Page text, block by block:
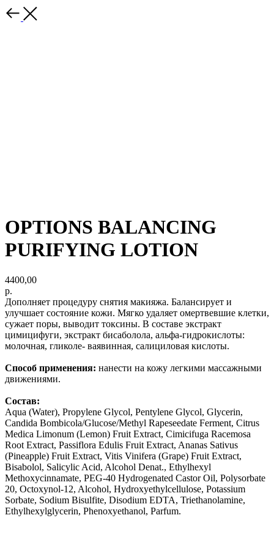
OPTIONS BALANCING
PURIFYING LOTION
4400,00
р.
Дополняет процедуру снятия макияжа. Балансирует и
улучшает состояние кожи. Мягко удаляет омертвевшие клетки,
сужает поры, выводит токсины. В составе экстракт
цимицифуги, экстракт бисаболола, альфа-гидрокислоты:
молочная, гликоле- ваявинная, салициловая кислоты.
Способ применения: нанести на кожу легкими массажными
движениями.
Состав:
Aqua (Water), Propylene Glycol, Pentylene Glycol, Glycerin,
Candida Bombicola/Glucose/Methyl Rapeseedate Ferment, Citrus
Medica Limonum (Lemon) Fruit Extract, Cimicifuga Racemosa
Root Extract, Passiflora Edulis Fruit Extract, Ananas Sativus
(Pineapple) Fruit Extract, Vitis Vinifera (Grape) Fruit Extract,
Bisabolol, Salicylic Acid, Alcohol Denat., Ethylhexyl
Methoxycinnamate, PEG-40 Hydrogenated Castor Oil, Polysorbate
20, Octoxynol-12, Alcohol, Hydroxyethylcellulose, Potassium
Sorbate, Sodium Bisulfite, Disodium EDTA, Triethanolamine,
Ethylhexylglycerin, Phenoxyethanol, Parfum.